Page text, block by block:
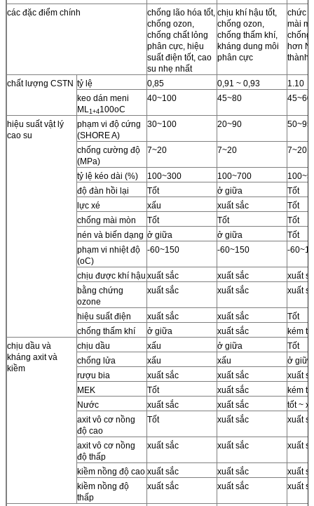
các đặc điểm chính
chống lão hóa tốt,
chống ozon,
chống chất lỏng
phân cực, hiệu
suất điện tốt, cao
su nhẹ nhất
chịu khí hậu tốt,
chống ozon,
chống thấm khí,
kháng dung môi
phân cực
chức
mài
chống
hơn
thành
chất lượng CSTN tỷ lệ 0,85 0,91 ~ 0,93
1.10
keo dán meni
ML1+4100oC
40~100 45~80 45~60
hiệu suất vật lý
cao su
phạm vi độ cứng
(SHORE A)
30~100 20~90 50~95
chống cường độ
(MPa)
7~20 7~20 7~20
tỷ lệ kéo dài (%) 100~300 100~700
độ đàn hồi lại
Tốt ở giữa
Tốt
lực xé
xấu xuất sắc
Tốt
chống mài mòn
Tốt Tốt
Tốt
nén và biến dạng ở giữa ở giữa
Tốt
phạm vi nhiệt độ
(oC)
-60~150 -60~150 -
chịu được khí hậu xuất sắc xuất sắc
xuất
bằng chứng
ozone
xuất sắc xuất sắc xuất
hiệu suất điện xuất sắc xuất sắc
Tốt
chống thấm khí
ở giữa xuất sắc
kém
chịu dầu và
kháng axit và
kiềm
chịu dầu xấu ở giữa
Tốt
chống lửa
xấu xấu
ở giữa
rượu bia
xuất sắc xuất sắc
xuất
MEK
Tốt xuất sắc
kém
Nước
xuất sắc xuất sắc
tốt ~
axit vô cơ nồng
độ cao
Tốt xuất sắc xuất
axit vô cơ nồng
độ thấp
xuất sắc xuất sắc xuất
kiềm nồng độ cao xuất sắc xuất sắc
xuất
kiềm nồng độ
thấp
xuất sắc xuất sắc xuất